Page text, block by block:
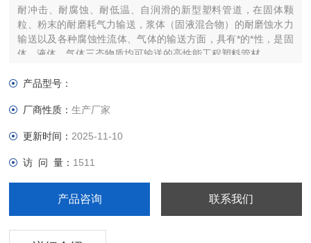
耐冲击、耐腐蚀、耐低温、自润滑的新型塑料管道，在固体颗
粒、粉末的耐磨耗气力输送，浆体（固液混合物）的耐磨蚀水力
输送以及各种腐蚀性流体、气体的输送方面，具有*的*性，是固
体、液体、气体三态物质均可输送的高性能工程塑料管材。
产品型号：
厂商性质：生产厂家
更新时间： 2025-11-10
访 问 量： 1511
产品咨询 联系我们